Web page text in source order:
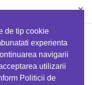
de tip cookie
experienta
navigarii
utilizarii
Politicii de
×
folosind codul